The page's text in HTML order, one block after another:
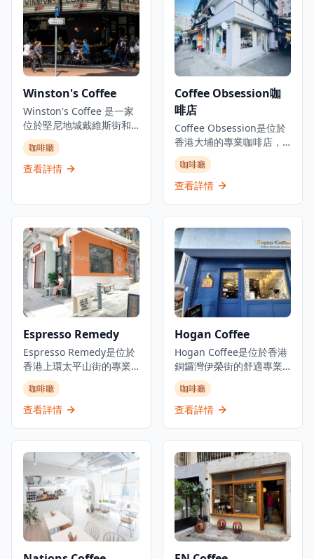
Winston's Coffee
Winston's Coffee 是一家
位於堅尼地城戴維斯街和
福布斯街交界的鄰里咖啡
店兼雞尾酒吧。這家澳洲
風格的咖啡店每日早上7點
外也有空間供顧客享用咖
啡和輕食。Winston's
Coffee 提供各種每週特色
活動，包括歡樂時光優
惠、主題夜晚和特價飲
品，成為當地人和遊客尋
找優質咖啡和休閒用餐的
熱門目的地。咖啡店使用
優質的澳洲咖啡豆，由專
業咖啡師精心沖泡，無論
是濃縮咖啡、拿鐵還是手
沖咖啡，都能滿足咖啡愛
好者的需求。晚上的雞尾
酒吧氛圍輕鬆愉快，提供
場所。店內的輕食選擇豐
富，從新鮮出爐的麵包到
健康沙拉，應有盡有。
Winston's Coffee不僅是
一個咖啡店，更是堅尼地
城社區的重要聚會場所，
為當地居民和遊客提供溫
咖啡廳
查看詳情
Coffee Obsession咖
啡店
Coffee Obsession是位於
香港大埔的專業咖啡店，
是咖啡愛好者探索精品咖
啡的理想去處。這家簡約
而認真的咖啡店專注於優
深受本地咖啡愛好者喜
愛。咖啡店為客人提供舒
適的環境，無論是想要享
受一杯精心沖泡的咖啡，
還是與朋友共度悠閒時
光，這裡都是完美的選
擇。店內提供多種單品咖
富的咖啡師精心製作，確
保每一杯都展現最佳的風
味。Coffee Obsession以
在大埔區提供優質咖啡而
聞名，是體驗專業咖啡文
化的理想場所。
咖啡廳
查看詳情
Espresso Remedy
Espresso Remedy是位於
香港上環太平山街的專業
咖啡店，是體驗精品咖啡
文化的理想去處。這家咖
啡店提供單一產地意式濃
經過精心沖泡，展現咖啡
的獨特風味。以優質咖啡
和社區建設而聞名，
Espresso Remedy已成為
充滿活力的咖啡文化的一
部分，將太平山街轉變為
香港最成功的士紳化地區
咖啡廳
查看詳情
Hogan Coffee
Hogan Coffee是位於香港
銅鑼灣伊榮街的舒適專業
咖啡店，是體驗精品咖啡
的理想去處。以其獨特的
浪漫希臘藍色外牆而聞
性咖啡店。這家親密的咖
啡店雖然空間緊湊，但提
供舒適溫馨的氛圍，讓客
人可以在繁忙的都市中享
受片刻寧靜。咖啡店專門
提供優質咖啡，包括招牌
拿鐵和意式濃縮咖啡，每
咖啡廳
查看詳情